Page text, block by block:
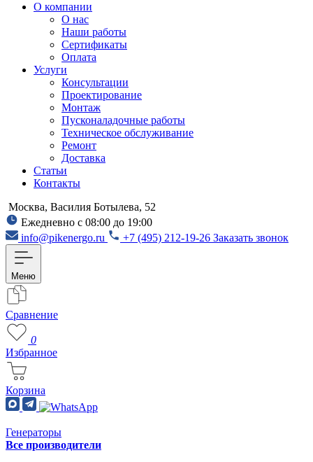
О компании
О нас
Наши работы
Сертификаты
Оплата
Услуги
Консультации
Проектирование
Монтаж
Пусконаладочные работы
Техническое обслуживание
Ремонт
Доставка
Статьи
Контакты
Москва, Василия Ботылева, 52
Ежедневно с 08:00 до 19:00
info@pikenergo.ru
+7 (495) 212-19-26 Заказать звонок
Меню
Сравнение
0
Избранное
Корзина
Генераторы
Все производители